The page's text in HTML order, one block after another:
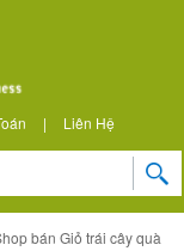
| Liên Hệ
bán Giỏ trái cây quà